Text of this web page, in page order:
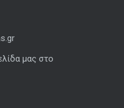
μας στο